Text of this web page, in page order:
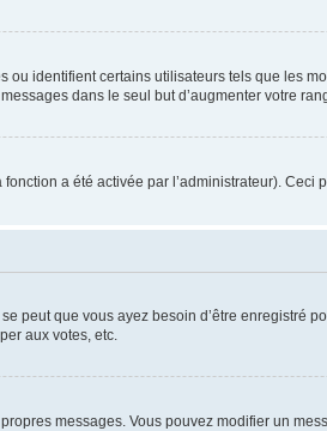
identifient certains utilisateurs tels que les
dans le seul but d’augmenter votre
a été activée par l’administrateur).
peut que vous ayez besoin d’être enregistré
aux votes, etc.
messages. Vous pouvez modifier un